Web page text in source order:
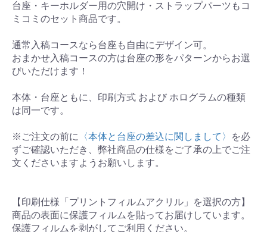
台座・キーホルダー用の穴開け・ストラップパーツもコ
ミコミのセット商品です。
通常入稿コースなら台座も自由にデザイン可。
おまかせ入稿コースの方は台座の形をパターンからお選
びいただけます！
本体・台座ともに、印刷方式 および ホログラムの種類
は同一です。
※ご注文の前に 〈本体と台座の差込に関しまして〉
を必
ずご確認いただき、弊社商品の仕様をご了承の上でご注
文くださいますようお願いします。
【印刷仕様「プリントフィルムアクリル」を選択の方】
商品の表面に保護フィルムを貼ってお届けしています。
保護フィルムを剥がしてご利用ください。